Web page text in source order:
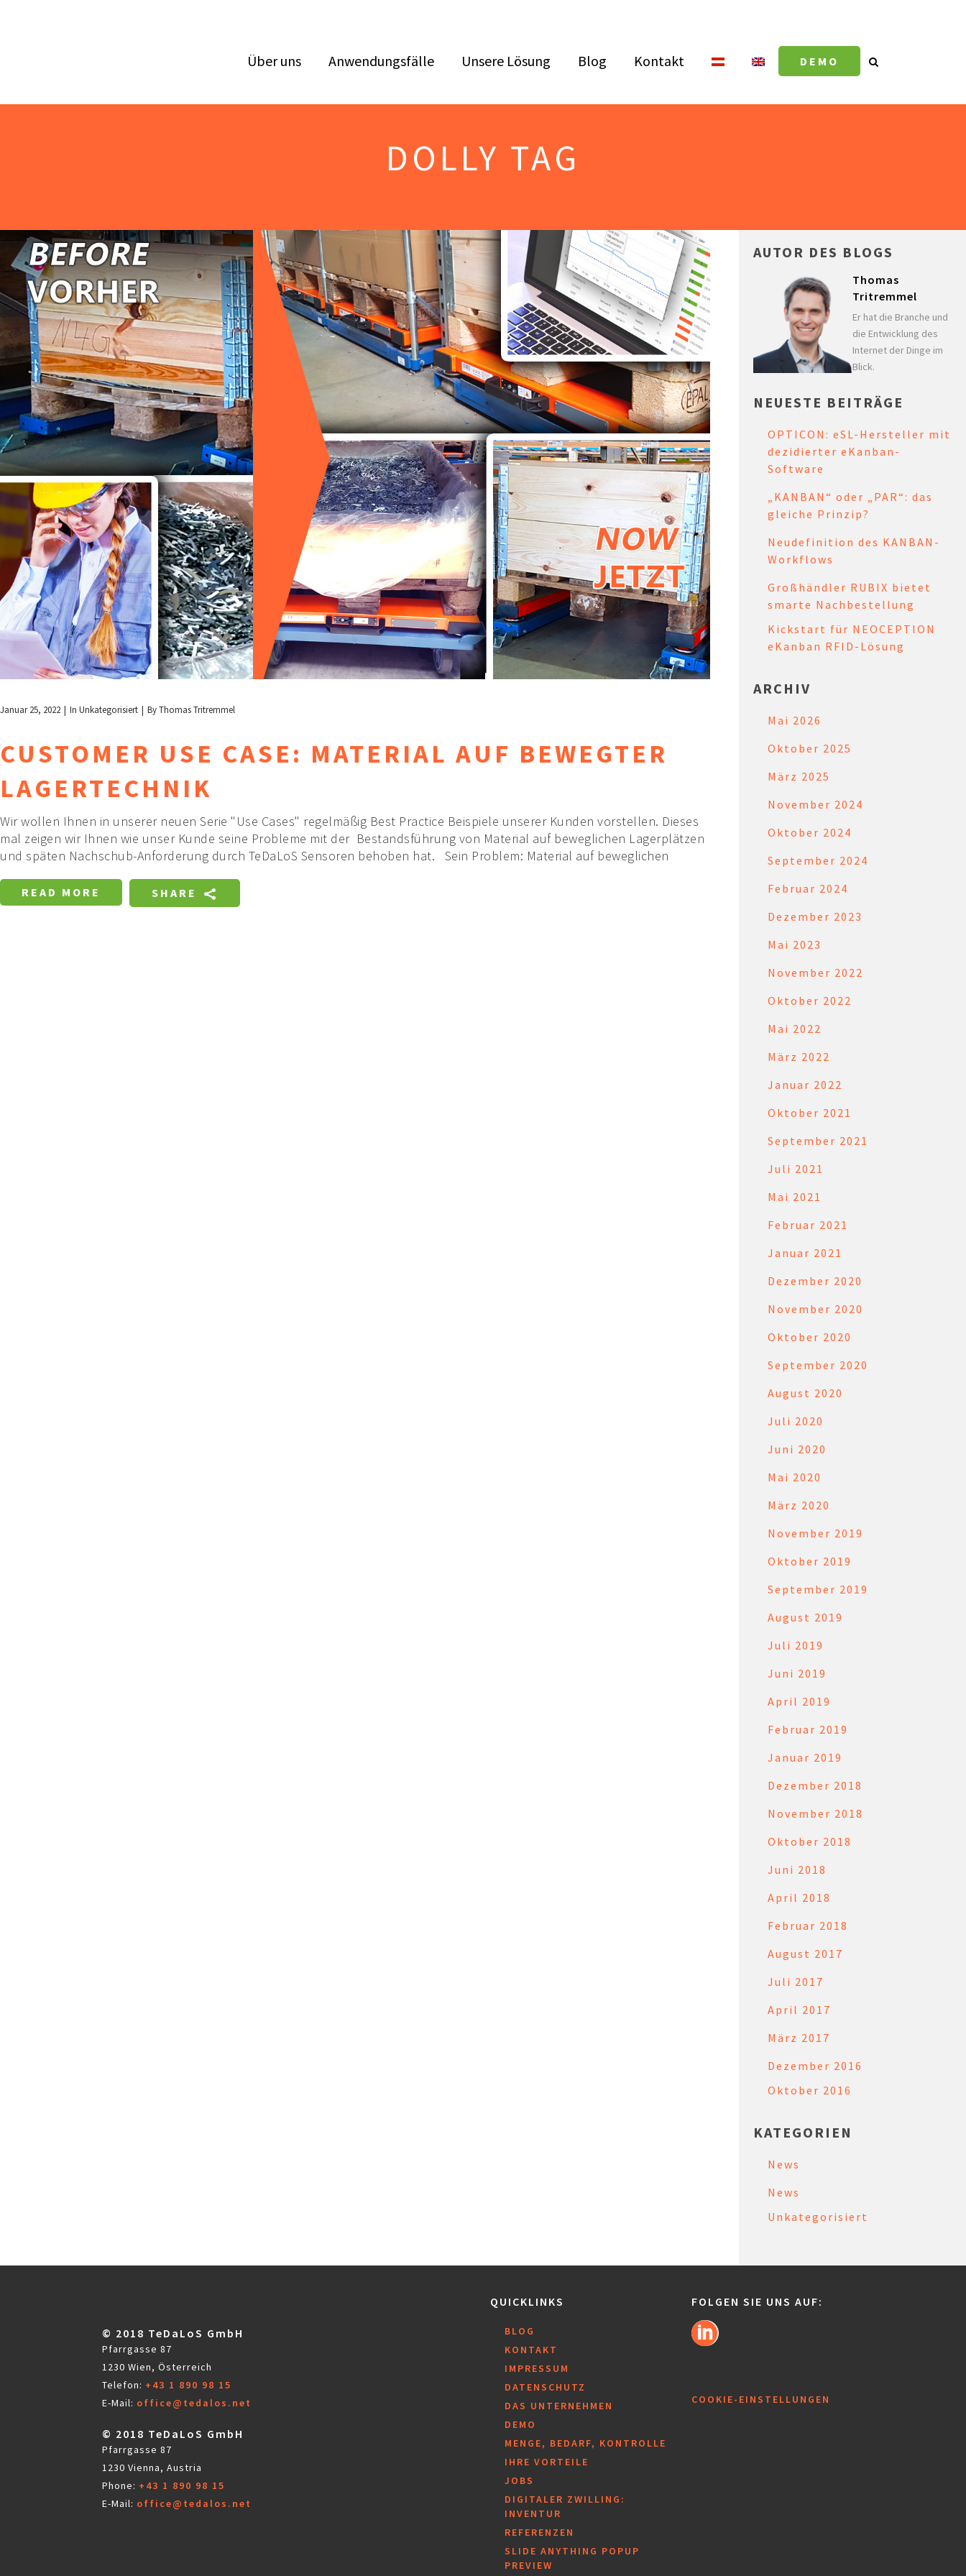
DEMO
Über uns Anwendungsfälle Unsere Lösung Blog Kontakt
DOLLY TAG
Januar 25, 2022 In Unkategorisiert ByThomas Tritremmel
CUSTOMER USE CASE: MATERIAL AUF BEWEGTER
LAGERTECHNIK
Wir wollen Ihnen in unserer neuen Serie "Use Cases" regelmäßig Best Practice Beispiele unserer Kunden vorstellen. Dieses
mal zeigen wir Ihnen wie unser Kunde seine Probleme mit der Bestandsführung von Material auf beweglichen Lagerplätzen
und späten Nachschub-Anforderung durch TeDaLoS Sensoren behoben hat. Sein Problem: Material auf beweglichen
READ MORE SHARE
AUTOR DES BLOGS
Thomas
Tritremmel
Er hat die Branche und
die Entwicklung des
Internet der Dinge im
Blick.
NEUESTE BEITRÄGE
OPTICON: eSL-Hersteller mit
dezidierter eKanban-
Software
„KANBAN“ oder „PAR“: das
gleiche Prinzip?
Neudefinition des KANBAN-
Workflows
Großhändler RUBIX bietet
smarte Nachbestellung
Kickstart für NEOCEPTION
eKanban RFID-Lösung
ARCHIV
Mai 2026
Oktober 2025
März 2025
November 2024
Oktober 2024
September 2024
Februar 2024
Dezember 2023
Mai 2023
November 2022
Oktober 2022
Mai 2022
März 2022
Januar 2022
Oktober 2021
September 2021
Juli 2021
Mai 2021
Februar 2021
Januar 2021
Dezember 2020
November 2020
Oktober 2020
September 2020
August 2020
Juli 2020
Juni 2020
Mai 2020
März 2020
November 2019
Oktober 2019
September 2019
August 2019
Juli 2019
Juni 2019
April 2019
Februar 2019
Januar 2019
Dezember 2018
November 2018
Oktober 2018
Juni 2018
April 2018
Februar 2018
August 2017
Juli 2017
April 2017
März 2017
Dezember 2016
Oktober 2016
KATEGORIEN
News
News
Unkategorisiert
© 2018 TeDaLoS GmbH
Pfarrgasse 87
1230 Wien, Österreich
Telefon: +43 1 890 98 15
E-Mail: office@tedalos.net
© 2018 TeDaLoS GmbH
Pfarrgasse 87
1230 Vienna, Austria
Phone: +43 1 890 98 15
E-Mail: office@tedalos.net
QUICKLINKS
BLOG
KONTAKT
IMPRESSUM
DATENSCHUTZ
DAS UNTERNEHMEN
DEMO
MENGE, BEDARF, KONTROLLE
IHRE VORTEILE
JOBS
DIGITALER ZWILLING:
INVENTUR
REFERENZEN
SLIDE ANYTHING POPUP
PREVIEW
FOLGEN SIE UNS AUF:
COOKIE-EINSTELLUNGEN